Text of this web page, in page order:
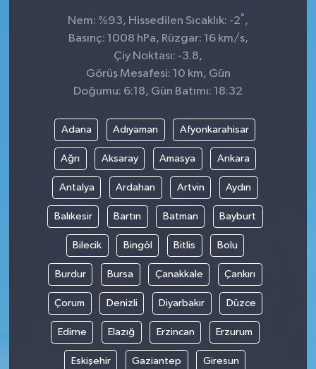
Nem: %93, Hissedilen Sıcaklık: -2° ,
Basınç: 1008 hPa, Rüzgar: 16 km/s,
Çiy Noktası: -3.8,
Görüş Mesafesi: 10 km, Gün
Doğumu: 6:18, Gün Batımı: 18:32
Adana Adıyaman Afyonkarahisar
Ağrı Aksaray Amasya Ankara
Antalya Ardahan Artvin Aydın
Balıkesir Bartın Batman Bayburt
Bilecik Bingöl Bitlis Bolu
Burdur Bursa Çanakkale Çankırı
Çorum Denizli Diyarbakır Düzce
Edirne Elazığ Erzincan Erzurum
Eskişehir Gaziantep Giresun